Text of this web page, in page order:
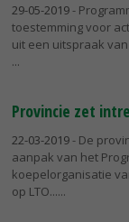
29-05-2019-
toestemming voor
uit een uitspraak
Provincie zet
22-03-2019- De
aanpak van het
koepelorganisatie
op LTO...